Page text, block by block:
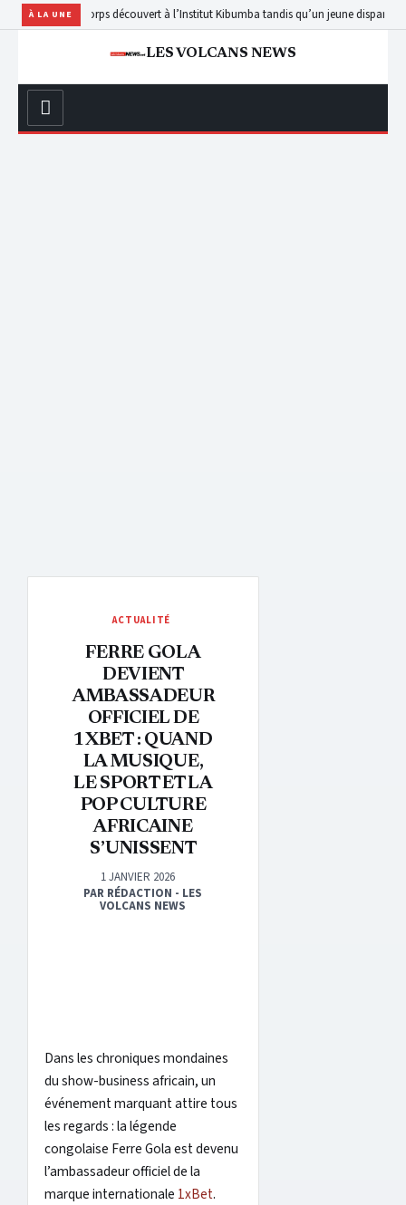
À LA UNE
: un corps découvert à l’Institut Kibumba tandis qu’un jeune disparu
LES VOLCANS NEWS
ACTUALITÉ
FERRE GOLA
DEVIENT
AMBASSADEUR
OFFICIEL DE
1XBET : QUAND
LA MUSIQUE,
LE SPORT ET LA
POP CULTURE
AFRICAINE
S’UNISSENT
1 JANVIER 2026
PAR RÉDACTION - LES
VOLCANS NEWS
Dans les chroniques mondaines
du show-business africain, un
événement marquant attire tous
les regards : la légende
congolaise Ferre Gola est devenu
l’ambassadeur officiel de la
marque internationale 1xBet.